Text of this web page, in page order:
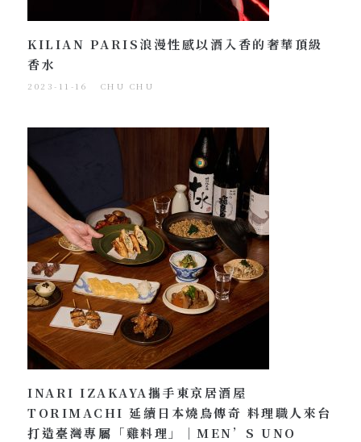
KILIAN PARIS浪漫性感以酒入香的奢華頂級
香水
2023-11-16 CHU CHU
INARI IZAKAYA攜手東京居酒屋
TORIMACHI 延續日本燒鳥傳奇 料理職人來台
打造臺灣專屬「雞料理」｜MEN’S UNO